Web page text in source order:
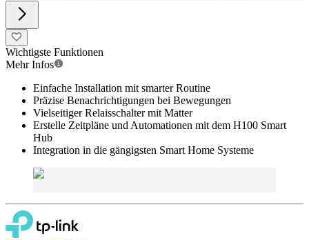
Wichtigste Funktionen
Mehr Infos
Einfache Installation mit smarter Routine
Präzise Benachrichtigungen bei Bewegungen
Vielseitiger Relaisschalter mit Matter
Erstelle Zeitpläne und Automationen mit dem H100 Smart
Hub
Integration in die gängigsten Smart Home Systeme